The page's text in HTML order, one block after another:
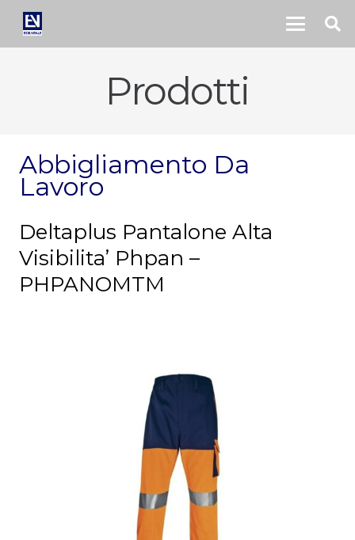
Prodotti
Abbigliamento Da
Lavoro
Deltaplus Pantalone Alta
Visibilita’ Phpan –
PHPANOMTM